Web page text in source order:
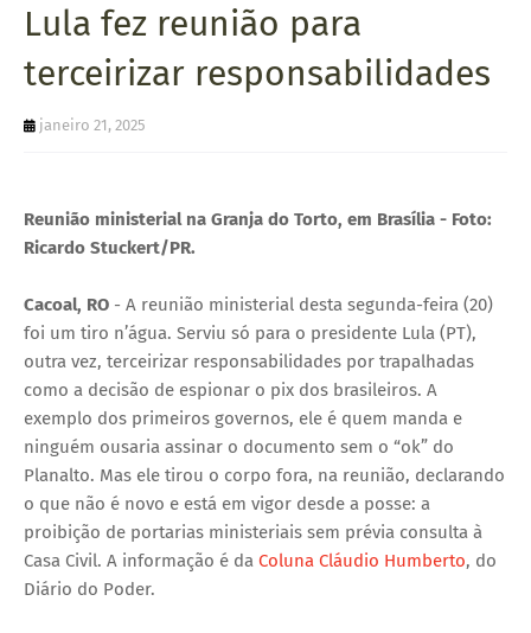
T
A
Q
E
Lula fez reunião para
terceirizar responsabilidades
janeiro 21, 2025
Reunião ministerial na Granja do Torto, em Brasília - Foto:
Ricardo Stuckert/PR.
Cacoal, RO - A reunião ministerial desta segunda-feira (20)
foi um tiro n’água. Serviu só para o presidente Lula (PT),
outra vez, terceirizar responsabilidades por trapalhadas
como a decisão de espionar o pix dos brasileiros. A
exemplo dos primeiros governos, ele é quem manda e
ninguém ousaria assinar o documento sem o “ok” do
Planalto. Mas ele tirou o corpo fora, na reunião, declarando
o que não é novo e está em vigor desde a posse: a
proibição de portarias ministeriais sem prévia consulta à
Casa Civil. A informação é da Coluna Cláudio Humberto, do
Diário do Poder.